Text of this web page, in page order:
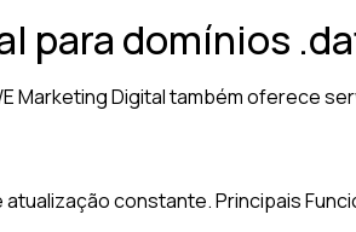
para domínios
Marketing Digital também oferece
atualização constante.Principais